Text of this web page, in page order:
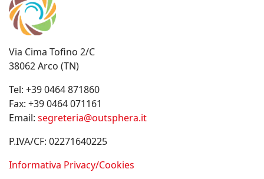
Via Cima Tofino 2/C
38062 Arco (TN)
Tel: +39 0464 871860
Fax: +39 0464 071161
Email: segreteria@outsphera.it
P.IVA/CF: 02271640225
Informativa Privacy/Cookies